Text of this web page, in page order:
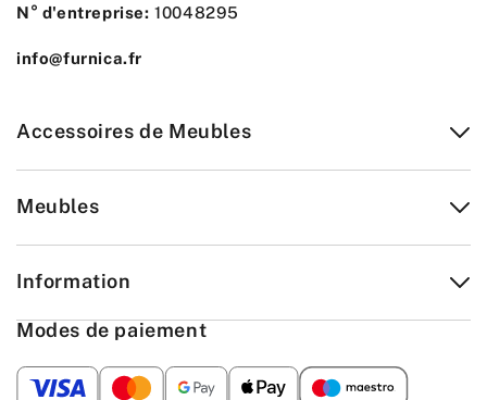
N° d'entreprise: 10048295
info@furnica.fr
Accessoires de Meubles
Meubles
Information
Modes de paiement